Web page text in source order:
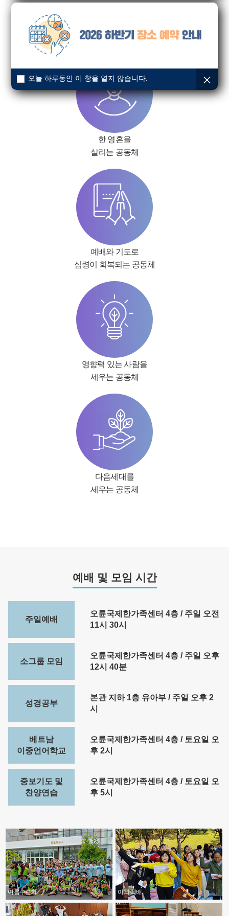
핵심비전
한 영혼을
살리는 공동체
예배와 기도로
심령이 회복되는 공동체
영향력 있는 사람을
세우는 공동체
다음세대를
세우는 공동체
예배 및 모임 시간
주일예배
오륜국제한가족센터 4층 / 주일 오전
11시 30시
소그룹 모임
오륜국제한가족센터 4층 / 주일 오후
12시 40분
성경공부
본관 지하 1층 유아부 / 주일 오후 2
시
베트남
이중언어학교
오륜국제한가족센터 4층 / 토요일 오
후 2시
중보기도 및
찬양연습
오륜국제한가족센터 4층 / 토요일 오
후 5시
여름수련회 야외 예배
오늘 하루동안 이 창을 열지 않습니다.